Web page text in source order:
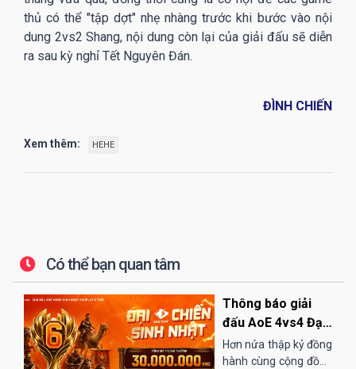
thủ có thể "tập dợt" nhẹ nhàng trước khi bước vào nội
dung 2vs2 Shang, nội dung còn lại của giải đấu sẽ diễn
ra sau kỳ nghỉ Tết Nguyên Đán.
ĐÌNH CHIẾN
Xem thêm: HEHE
Có thể bạn quan tâm
Thông báo giải
đấu AoE 4vs4 Đại
Chiến Sinh Nhật
EGOPLAY
Hơn nửa thập kỷ đồng
hành cùng cộng đồng